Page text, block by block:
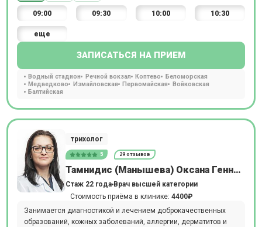
09:00 09:30 10:00 10:30
еще
ЗАПИСАТЬСЯ НА ПРИЕМ
Водный стадион Речной вокзал Коптево
Беломорская
Медведково
Измайловская Первомайская
Войковская
Балтийская
трихолог
5 29 отзывов
Тамнидис (Манышева) Оксана Геннадьевна
Стаж 22 года Врач высшей категории
Стоимость приёма в клинике: 4400₽
Занимается диагностикой и лечением доброкачественных
образований, кожных заболеваний, аллергии, дерматитов и